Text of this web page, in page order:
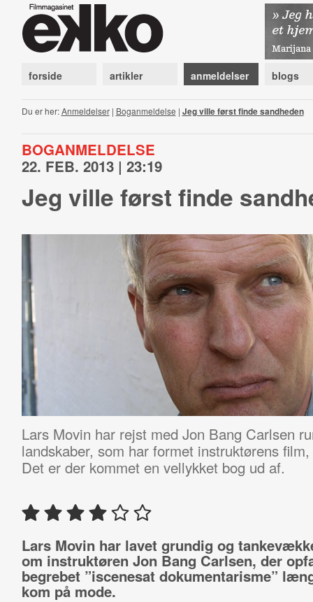
forside artikler anmeldelser blogs
Du er her:Anmeldelser| Boganmeldelse | Jeg ville først finde sandheden
BOGANMELDELSE
22. FEB. 2013 | 23:19
Jeg ville først finde
Lars Movin har rejst med Jon Bang Carlsen
landskaber, som har formet instruktørens
Det er der kommet en vellykket bog ud af.
Lars Movin har lavet grundig og
om instruktøren Jon Bang Carlsen, der
begrebet ”iscenesat dokumentarisme”
kom på mode.